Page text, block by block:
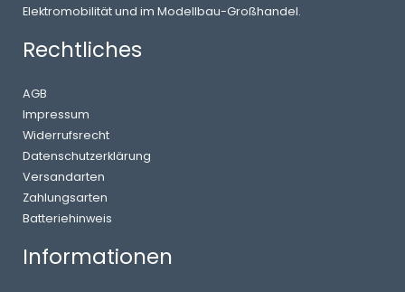
Elektromobilität und im Modellbau-Großhandel.
Rechtliches
AGB
Impressum
Widerrufsrecht
Datenschutzerklärung
Versandarten
Zahlungsarten
Batteriehinweis
Informationen